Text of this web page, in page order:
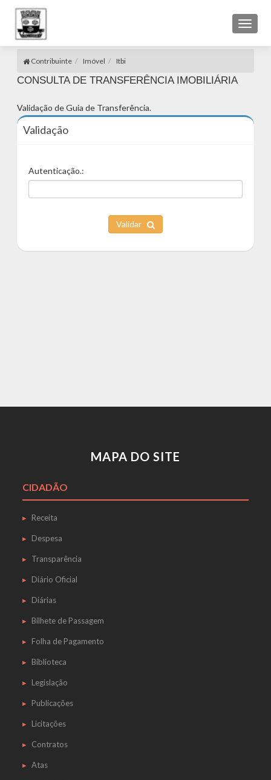
Toggle
Contribuinte Imóvel Itbi
CONSULTA DE TRANSFERÊNCIA IMOBILIÁRIA
Validação de Guia de Transferência.
Validação
Autenticação.:
Validar
MAPA DO SITE
CIDADÃO
Receita
Despesa
Transparência
Diário Oficial
Diárias
Bilhete de Passagem
Folha de Pagamento
Biblioteca
Legislação
Publicações
Licitações
Contratos
Atas